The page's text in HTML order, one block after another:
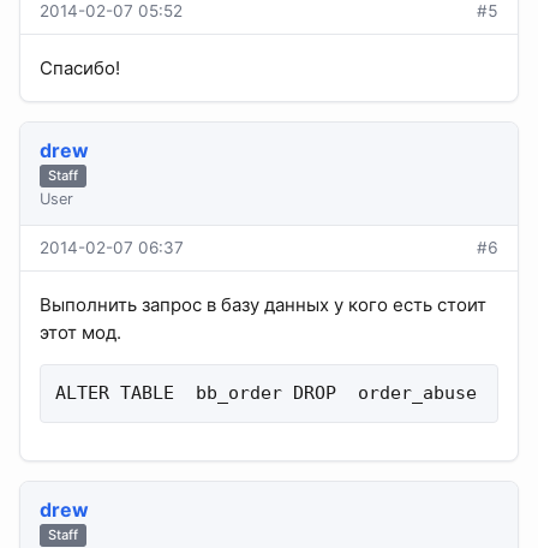
2014-02-07 05:52 #5
Спасибо!
drew
Staff
User
2014-02-07 06:37 #6
Выполнить запрос в базу данных у кого есть стоит
этот мод.
ALTER TABLE  bb_order DROP  order_abuse
drew
Staff